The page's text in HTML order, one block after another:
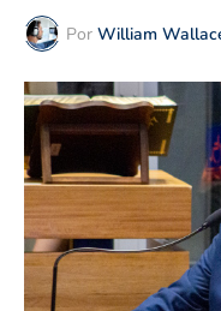
Por William